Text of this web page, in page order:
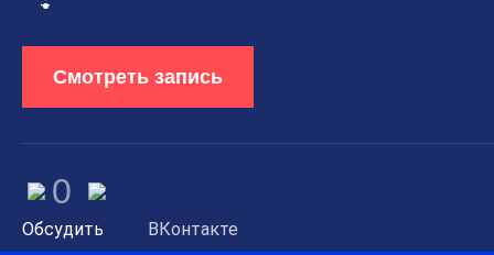
Смотреть запись
0
Обсудить ВКонтакте